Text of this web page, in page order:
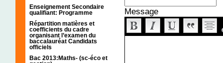
Enseignement Secondaire
qualifiant: Programme
Répartition matières et
coefficients du cadre
organisant l’examen du
baccalauréat Candidats
officiels
Bac 2013:Maths- (sc-éco et
Message